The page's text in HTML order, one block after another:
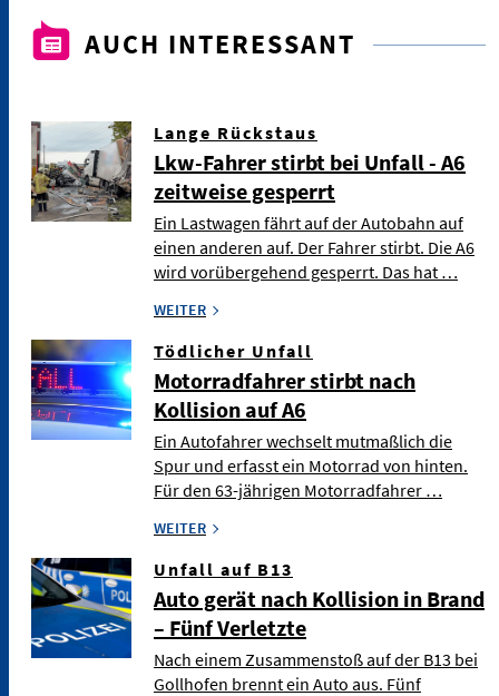
AUCH INTERESSANT
Lange Rückstaus
Lkw-Fahrer stirbt bei Unfall - A6
zeitweise gesperrt
Ein Lastwagen fährt auf der Autobahn auf
einen anderen auf. Der Fahrer stirbt. Die A6
wird vorübergehend gesperrt. Das hat …
WEITER
Tödlicher Unfall
Motorradfahrer stirbt nach
Kollision auf A6
Ein Autofahrer wechselt mutmaßlich die
Spur und erfasst ein Motorrad von hinten.
Für den 63-jährigen Motorradfahrer …
WEITER
Unfall auf B13
Auto gerät nach Kollision in Brand
– Fünf Verletzte
Nach einem Zusammenstoß auf der B13 bei
Gollhofen brennt ein Auto aus. Fünf